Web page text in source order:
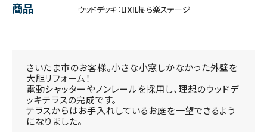
商品
ウッドデッキ：LIXIL樹ら楽ステージ
さいたま市のお客様。小さな小窓しかなかった外壁を
大胆リフォーム！
電動シャッターやノンレールを採用し、理想のウッドデ
ッキテラスの完成です。
テラスからはお手入れしているお庭を一望できるよう
になりました。